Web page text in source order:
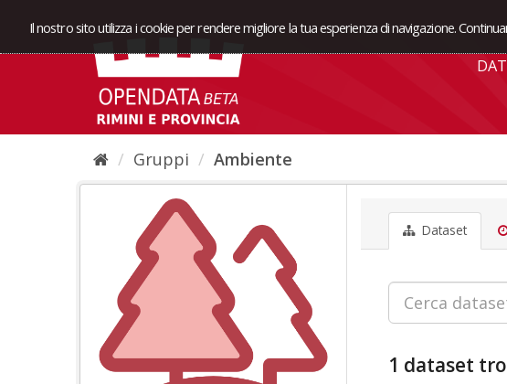
Il nostro sito utilizza i cookie per rendere migliore la tua esperienza di navigazione.
Gruppi Ambiente
Dataset
1 dataset